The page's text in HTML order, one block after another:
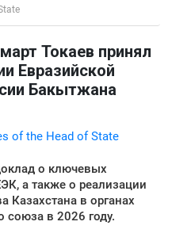
Токаев принял
Евразийской
Бакытжана
of the Head of State
о ключевых
а также о реализации
Казахстана в органах
союза в 2026 году.